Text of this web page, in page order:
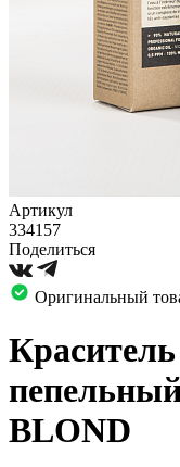
Артикул
334157
Поделиться
Оригинальный
BLOND